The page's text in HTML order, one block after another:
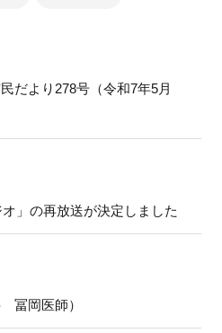
だより278号（令和7年5月
」の再放送が決定しました
冨岡医師）